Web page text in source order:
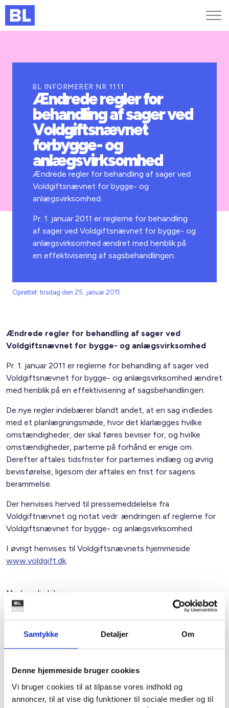
Samtykke Detaljer Om
Denne hjemmeside bruger cookies
Vi bruger cookies til at tilpasse vores indhold og
annoncer, til at vise dig funktioner til sociale medier og til
Kurser og arrangementer
Jobportalen
BL INFORMERER NR.1111
Ændrede regler for
behandling af sager ved
Voldgiftsnævnet
forbygge- og
anlægsvirksomhed
Ændrede regler for behandling af sager ved
Voldgiftsnævnet for bygge- og
anlægsvirksomhed.
Pr. 1. januar 2011 er reglerne for behandling
af sager ved Voldgiftsnævnet for bygge- og
anlægsvirksomhed ændret med henblik på
en effektivisering af sagsbehandlingen.
Oprettet: tirsdag den 25. januar 2011
Ændrede regler for behandling af sager ved
Voldgiftsnævnet for bygge- og anlægsvirksomhed
Pr. 1. januar 2011 er reglerne for behandling af sager ved
Voldgiftsnævnet for bygge- og anlægsvirksomhed ændret
med henblik på en effektivisering af sagsbehandlingen.
De nye regler indebærer blandt andet, at en sag indledes
med et planlægningsmøde, hvor det klarlægges hvilke
omstændigheder, der skal føres beviser for, og hvilke
omstændigheder, parterne på forhånd er enige om.
Derefter aftales tidsfrister for parternes indlæg og øvrig
bevisførelse, ligesom der aftales en frist for sagens
berammelse.
Der henvises herved til pressemeddelelse fra
Voldgiftnævnet og notat vedr. ændringen af reglerne for
Voldgiftsnævnet for bygge- og anlægsvirksomhed.
I øvrigt henvises til Voldgiftsnævnets hjemmeside
www.voldgift.dk.
Med venlig hilsen
Bent Madsen / Claus Pedersen
BL INFORMERER
Nye krav om fjernaflæste målere – alle